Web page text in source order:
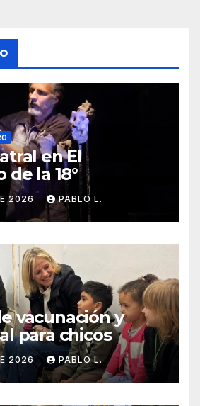
en El
de la 18°
2026 PABLO L.
vacunación y
para chicos
2026 PABLO L.